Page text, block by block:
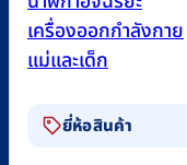
เครื่องออกกำลังกาย
แม่และเด็ก
ยี่ห้อสินค้า